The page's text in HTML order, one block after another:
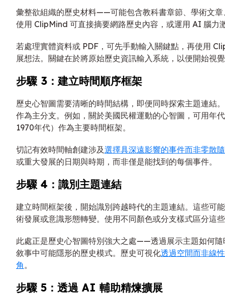
彙整欲組織的歷史材料——可能包含教科書章節、學術文
使用 ClipMind 可直接摘要網路歷史內容，或運用 AI 腦力
若處理實體資料或 PDF，可先手動輸入關鍵點，再使用
展想法。關鍵在於將原始歷史資訊輸入系統，以便開始視
步驟 3：建立時間順序框架
歷史心智圖需要清晰的時間結構，即便同時探索主題連結
作為主分支。例如，關於美國民權運動的心智圖，可用年
1970年代）作為主要時間框架。
切記有效時間軸創建涉及選擇具深遠影響的事件而非零散
或重大發展的日期與時期，而非僅是能找到的每個事件。
步驟 4：識別主題連結
建立時間框架後，開始識別跨越時代的主題連結。這些可
術發展或意識形態轉變。使用不同顏色或分支樣式區分這
此處正是歷史心智圖特別強大之處——透過展示主題如何
敘事中可能隱形的歷史模式。歷史可視化透過空間而非線
角。
步驟 5：透過 AI 輔助精煉擴展